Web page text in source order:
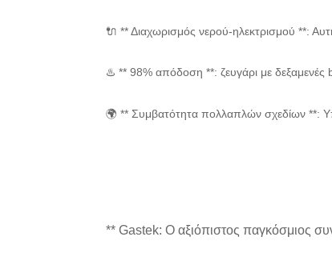
🔌 ** Διαχωρισμός νερού-ηλεκτρισμού **:
♨️ ** 98% απόδοση **: ζευγάρι με δεξαμενές
🌍 ** Συμβατότητα πολλαπλών σχεδίων **:
** Gastek: Ο αξιόπιστος παγκόσμιος